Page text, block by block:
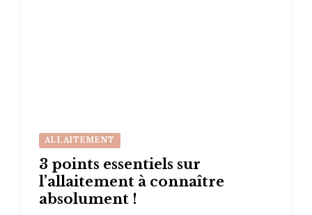
ALLAITEMENT
3 points essentiels sur
l’allaitement à connaître
absolument !